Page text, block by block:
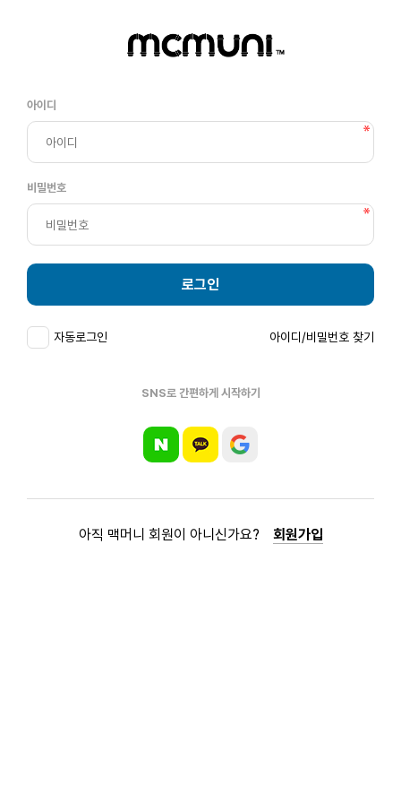
아이디
비밀번호
로그인
자동로그인 아이디/비밀번호 찾기
SNS로 간편하게 시작하기
아직 맥머니 회원이 아니신가요? 회원가입